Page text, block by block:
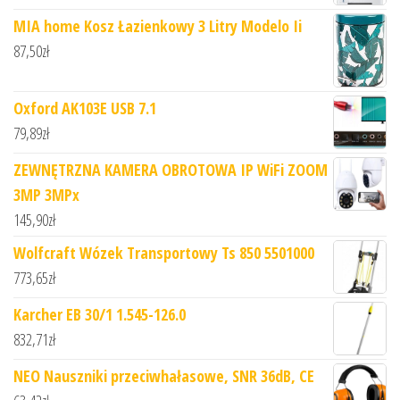
MIA home Kosz Łazienkowy 3 Litry Modelo Ii
87,50zł
Oxford AK103E USB 7.1
79,89zł
ZEWNĘTRZNA KAMERA OBROTOWA IP WiFi ZOOM
3MP 3MPx
145,90zł
Wolfcraft Wózek Transportowy Ts 850 5501000
773,65zł
Karcher EB 30/1 1.545-126.0
832,71zł
NEO Nauszniki przeciwhałasowe, SNR 36dB, CE